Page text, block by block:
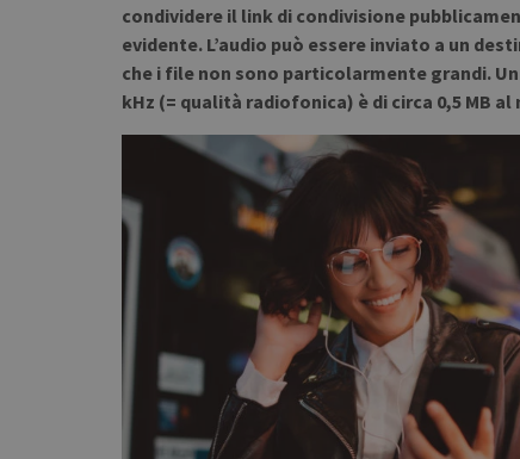
condividere il link di condivisione
evidente. L’audio può essere inviato a un
che i file non sono particolarmente grandi.
kHz (= qualità radiofonica) è di circa 0,5 MB